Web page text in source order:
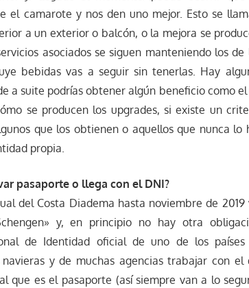
el camarote y nos den uno mejor. Esto se
a un exterior o balcón, o la mejora se
asociados se siguen manteniendo los
bebidas vas a seguir sin tenerlas. Hay
a suite podrías obtener algún beneficio como
se producen los upgrades, si existe un
que los obtienen o aquellos que nunca lo
propia.
pasaporte o llega con el DNI?
del Costa Diadema hasta noviembre de
y, en principio no hay otra
de Identidad oficial de uno de los
y de muchas agencias trabajar con
que es el pasaporte (así siempre van a lo